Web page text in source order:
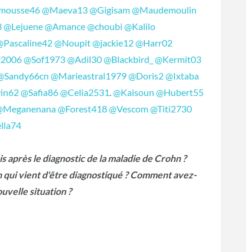
@Maeva13@Gigisam@Maudemoulin
@Lejuene@Amance@choubi @Kalilo
@Noupit@jackie12@Harr02
@Sof1973@Adil30@Blackbird_ @Kermit03
@Marieastral1979@Doris2@Ixtaba
@Safia86@Celia2531.@Kaisoun @Hubert55
@Forest418@Vescom@Titi2730
le diagnostic de la maladie de Crohn ?
vient d'être diagnostiqué ? Comment avez-
situation ?